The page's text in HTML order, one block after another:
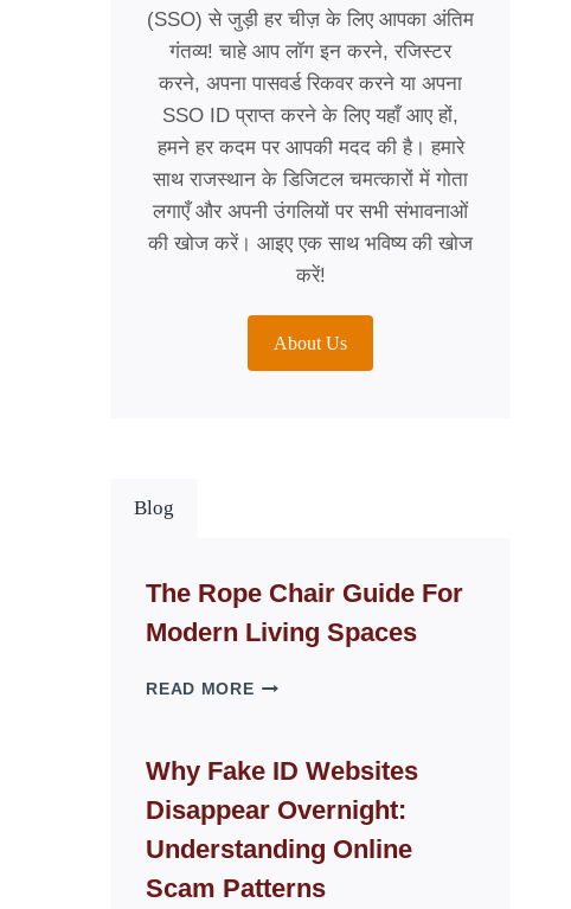
(SSO) से जुड़ी हर चीज़ के लिए आपका अंतिम
गंतव्य! चाहे आप लॉग इन करने, रजिस्टर
करने, अपना पासवर्ड रिकवर करने या अपना
SSO ID प्राप्त करने के लिए यहाँ आए हों,
हमने हर कदम पर आपकी मदद की है। हमारे
साथ राजस्थान के डिजिटल चमत्कारों में गोता
लगाएँ और अपनी उंगलियों पर सभी संभावनाओं
की खोज करें। आइए एक साथ भविष्य की खोज
करें!
About Us
Blog
The Rope Chair Guide For
Modern Living Spaces
READ MORETHE
GUIDE
FOR
MODERN
SPACES
Why Fake ID Websites
Disappear Overnight:
Understanding Online
Scam Patterns